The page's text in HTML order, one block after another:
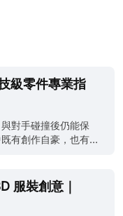
級零件專業指
對手碰撞後仍能保
有創作自豪，也有
不同。創作者會製
DB（Dynamite
的平衡方法、重量
服裝創意｜